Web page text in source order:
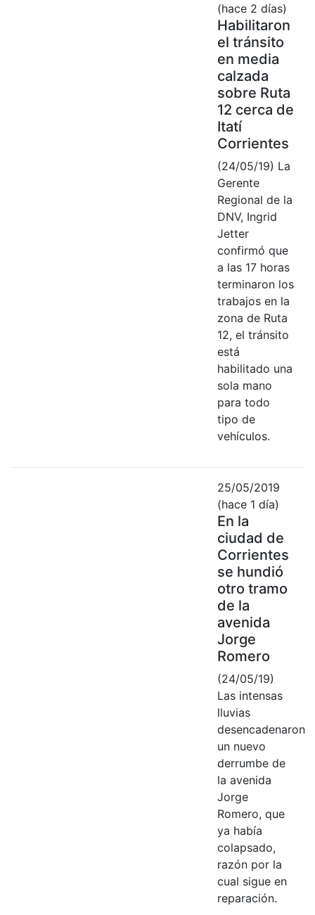
(hace 2 días)
Habilitaron
el tránsito
en media
calzada
sobre Ruta
12 cerca de
Itatí
Corrientes
(24/05/19) La
Gerente
Regional de la
DNV, Ingrid
Jetter
confirmó que
a las 17 horas
terminaron los
trabajos en la
zona de Ruta
12, el tránsito
está
habilitado una
sola mano
para todo
tipo de
vehículos.
25/05/2019
(hace 1 día)
En la
ciudad de
Corrientes
se hundió
otro tramo
de la
avenida
Jorge
Romero
(24/05/19)
Las intensas
lluvias
desencadenaron
un nuevo
derrumbe de
la avenida
Jorge
Romero, que
ya había
colapsado,
razón por la
cual sigue en
reparación.